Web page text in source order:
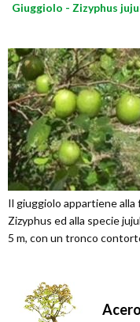
Giuggiolo - Zizyphus
Il giuggiolo appartiene alla
Zizyphus ed alla specie
5 m, con un tronco